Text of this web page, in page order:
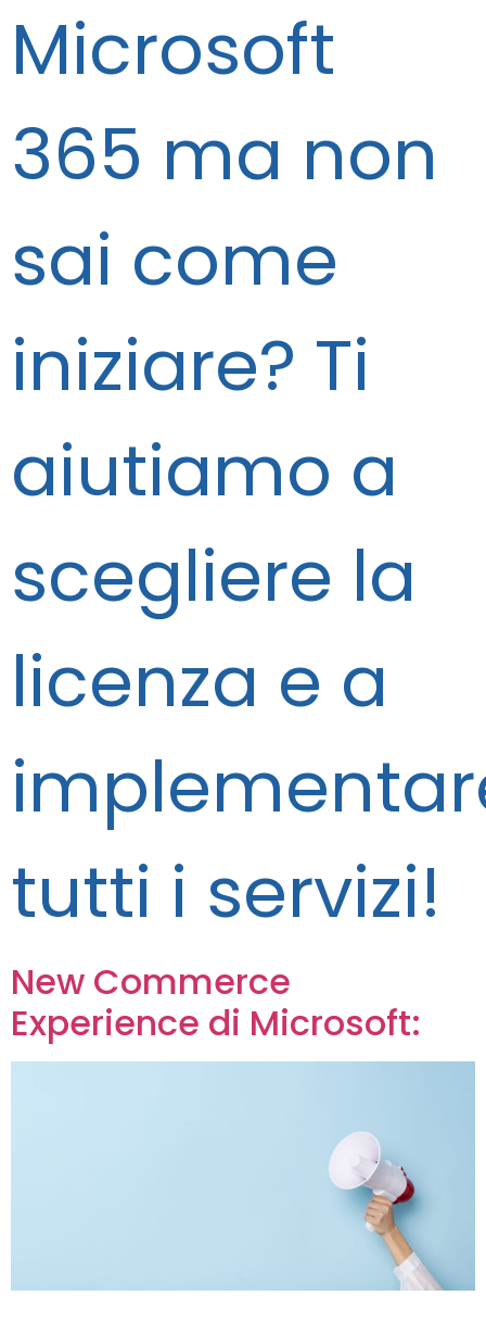
Microsoft
365 ma non
sai come
iniziare? Ti
aiutiamo a
scegliere la
licenza e a
tutti i servizi!
New Commerce
Experience di Microsoft: